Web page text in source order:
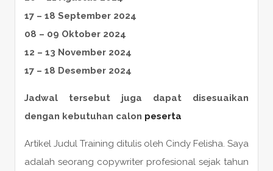
17 – 18 September 2024
08 – 09 Oktober 2024
12 – 13 November 2024
17 – 18 Desember 2024
Jadwal tersebut juga dapat disesuaikan
dengan kebutuhan calon peserta
Artikel Judul Training ditulis oleh Cindy Felisha. Saya
adalah seorang copywriter profesional sejak tahun